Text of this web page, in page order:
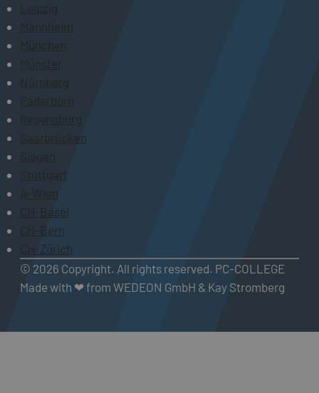
Leipzig
Mannheim
München
Münster
Nürnberg
Paderborn
Regensburg
Saarbrücken
Siegen
Stuttgart
A-Wien
CH-Basel
CH-Bern
CH-Zürich
© 2026 Copyright. All rights reserved. PC-COLLEGE
Made with ❤ from WEDEON GmbH & Kay Stromberg